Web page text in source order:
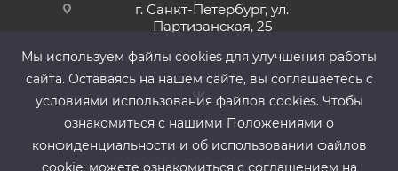
г. Санкт-Петербург, ул.
Партизанская, 25
2013-2026 ©ООО «КранМаш»
Мы используем файлы cооkies для улучшения работы
сайта. Оставаясь на нашем сайте, вы соглашаетесь с
условиями использования файлов cооkies. Чтобы
ознакомиться с нашими Положениями о
конфиденциальности и об использовании файлов
cookie, можете ознакомиться с соглашением на